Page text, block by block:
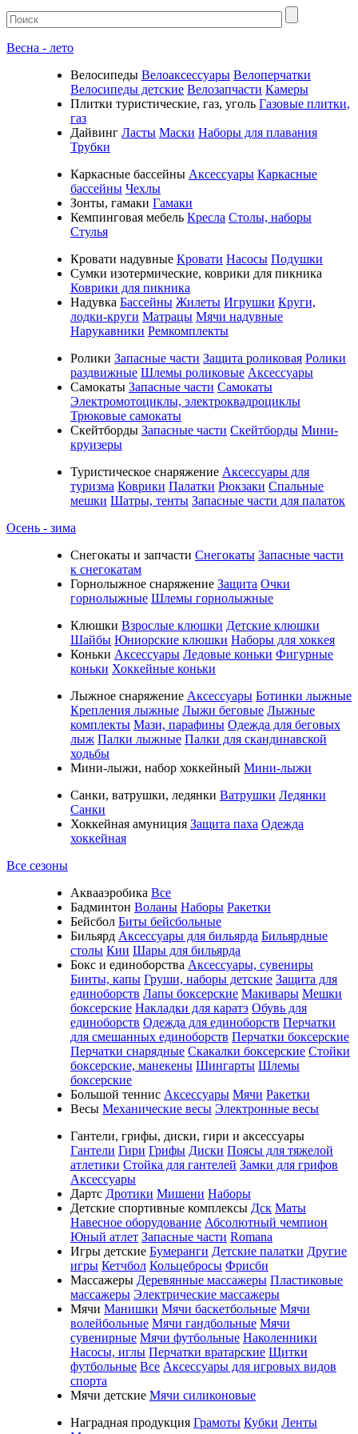
Весна - лето
Велосипеды Велоаксессуары Велоперчатки
Велосипеды детские Велозапчасти Камеры
Плитки туристические, газ, уголь Газовые плитки,
газ
Дайвинг Ласты Маски Наборы для плавания
Трубки
Каркасные бассейны Аксессуары Каркасные
бассейны Чехлы
Зонты, гамаки Гамаки
Кемпинговая мебель Кресла Столы, наборы
Стулья
Кровати надувные Кровати Насосы Подушки
Cумки изотермические, коврики для пикника
Коврики для пикника
Надувка Бассейны Жилеты Игрушки Круги,
лодки-круги Матрацы Мячи надувные
Нарукавники Ремкомплекты
Ролики Запасные части Защита роликовая Ролики
раздвижные Шлемы роликовые Аксессуары
Самокаты Запасные части Самокаты
Электромотоциклы, электроквадроциклы
Трюковые самокаты
Скейтборды Запасные части Скейтборды Мини-
круизеры
Туристическое снаряжение Аксессуары для
туризма Коврики Палатки Рюкзаки Спальные
мешки Шатры, тенты Запасные части для палаток
Осень - зима
Cнегокаты и запчасти Снегокаты Запасные части
к снегокатам
Горнолыжное снаряжение Защита Очки
горнолыжные Шлемы горнолыжные
Клюшки Взрослые клюшки Детские клюшки
Шайбы Юниорские клюшки Наборы для хоккея
Коньки Аксессуары Ледовые коньки Фигурные
коньки Хоккейные коньки
Лыжное снаряжение Аксессуары Ботинки лыжные
Крепления лыжные Лыжи беговые Лыжные
комплекты Мази, парафины Одежда для беговых
лыж Палки лыжные Палки для скандинавской
ходьбы
Мини-лыжи, набор хоккейный Мини-лыжи
Санки, ватрушки, ледянки Ватрушки Ледянки
Санки
Хоккейная амуниция Защита паха Одежда
хоккейная
Все сезоны
Аквааэробика Все
Бадминтон Воланы Наборы Ракетки
Бейсбол Биты бейсбольные
Бильярд Аксессуары для бильярда Бильярдные
столы Кии Шары для бильярда
Бокс и единоборства Аксессуары, сувениры
Бинты, капы Груши, наборы детские Защита для
единоборств Лапы боксерские Макивары Мешки
боксерские Накладки для каратэ Обувь для
единоборств Одежда для единоборств Перчатки
для смешанных единоборств Перчатки боксерские
Перчатки снарядные Скакалки боксерские Стойки
боксерские, манекены Шингарты Шлемы
боксерские
Большой теннис Аксессуары Мячи Ракетки
Весы Механические весы Электронные весы
Гантели, грифы, диски, гири и аксессуары
Гантели Гири Грифы Диски Поясы для тяжелой
атлетики Стойка для гантелей Замки для грифов
Аксессуары
Дартс Дротики Мишени Наборы
Детские спортивные комплексы Дск Маты
Навесное оборудование Абсолютный чемпион
Юный атлет Запасные части Romana
Игры детские Бумеранги Детские палатки Другие
игры Кетчбол Кольцебросы Фрисби
Массажеры Деревянные массажеры Пластиковые
массажеры Электрические массажеры
Мячи Манишки Мячи баскетбольные Мячи
волейбольные Мячи гандбольные Мячи
сувенирные Мячи футбольные Наколенники
Насосы, иглы Перчатки вратарские Щитки
футбольные Все Аксессуары для игровых видов
спорта
Мячи детские Мячи силиконовые
Наградная продукция Грамоты Кубки Ленты